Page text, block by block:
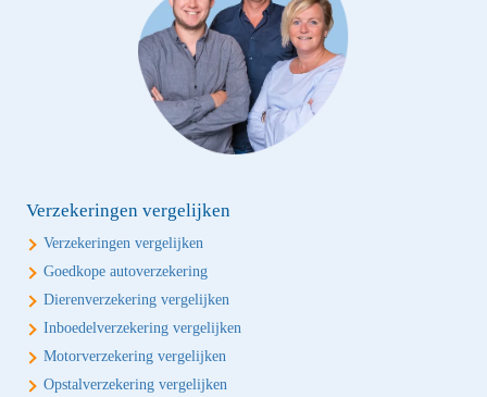
Verzekeringen vergelijken
Verzekeringen vergelijken
Goedkope autoverzekering
Dierenverzekering vergelijken
Inboedelverzekering vergelijken
Motorverzekering vergelijken
Opstalverzekering vergelijken